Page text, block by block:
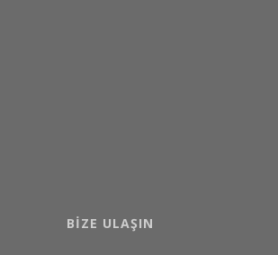
BIZE ULAŞIN